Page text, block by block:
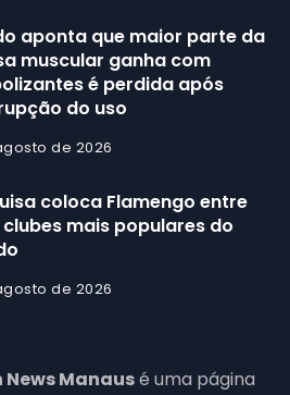
aponta que maior parte da
muscular ganha com
é perdida após
do uso
de 2026
coloca Flamengo entre
clubes mais populares do
de 2026
News Manausé uma página